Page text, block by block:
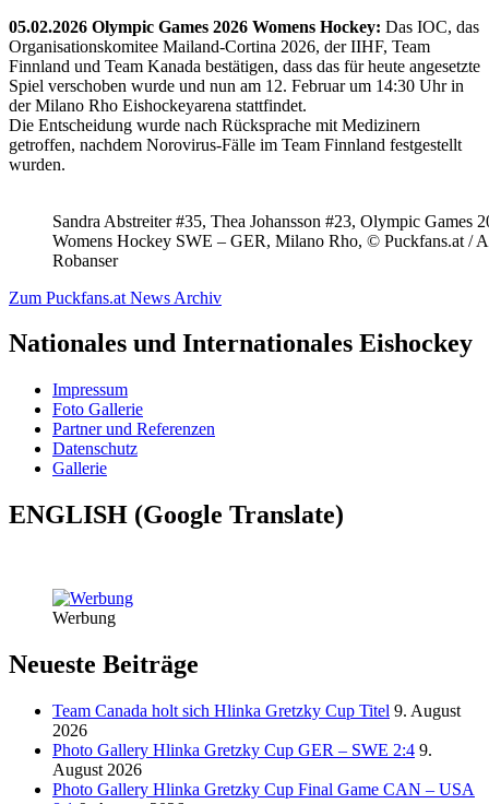
05.02.2026 Olympic Games 2026 Womens Hockey: Das IOC, das
Organisationskomitee Mailand-Cortina 2026, der IIHF, Team
Finnland und Team Kanada bestätigen, dass das für heute angesetzte
Spiel verschoben wurde und nun am 12. Februar um 14:30 Uhr in
der Milano Rho Eishockeyarena stattfindet.
Die Entscheidung wurde nach Rücksprache mit Medizinern
getroffen, nachdem Norovirus-Fälle im Team Finnland festgestellt
wurden.
Sandra Abstreiter #35, Thea Johansson #23, Olympic Games
Womens Hockey SWE – GER, Milano Rho, © Puckfans.at /
Robanser
Zum Puckfans.at News Archiv
Nationales und Internationales Eishockey
Impressum
Foto Gallerie
Partner und Referenzen
Datenschutz
Gallerie
ENGLISH (Google Translate)
Werbung
Neueste Beiträge
Team Canada holt sich Hlinka Gretzky Cup Titel 9. August
2026
Photo Gallery Hlinka Gretzky Cup GER – SWE 2:4 9.
August 2026
Photo Gallery Hlinka Gretzky Cup Final Game CAN – USA